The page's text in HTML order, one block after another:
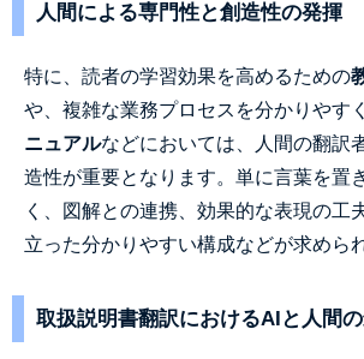
人間による専門性と創造性の発揮
特に、読者の学習効果を高めるための
や、複雑な業務プロセスを分かりやす
ニュアルなどにおいては、人間の翻訳
造性が重要となります。単に言葉を置
く、図解との連携、効果的な表現の工
立った分かりやすい構成などが求めら
取扱説明書翻訳におけるAIと人間